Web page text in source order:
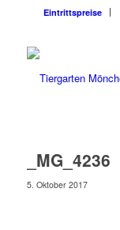
Eintrittspreise
_MG_4236
5. Oktober 2017